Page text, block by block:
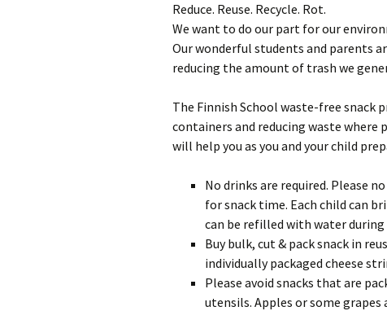
Reduce. Reuse. Recycle. Rot.
We want to do our part for our
Our wonderful students and parents
reducing the amount of trash we
The Finnish School waste-free snack
containers and reducing waste where
will help you as you and your child
No drinks are required. Please
for snack time. Each child can
can be refilled with water during
Buy bulk, cut & pack snack in
individually packaged cheese
Please avoid snacks that are
utensils. Apples or some